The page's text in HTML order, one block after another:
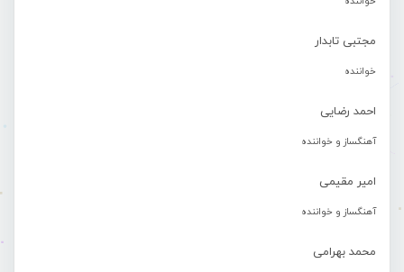
مجتبی تابدار
خواننده
احمد رضایی
آهنگساز و خواننده
امیر مقیمی
آهنگساز و خواننده
محمد بهرامی